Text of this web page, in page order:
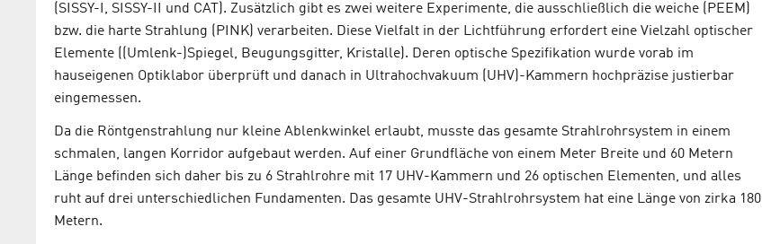
(SISSY-I, SISSY-II und CAT). Zusätzlich gibt es zwei weitere Experimente, die ausschließlich die weiche (PEEM)
bzw. die harte Strahlung (PINK) verarbeiten. Diese Vielfalt in der Lichtführung erfordert eine Vielzahl optischer
Elemente ((Umlenk-)Spiegel, Beugungsgitter, Kristalle). Deren optische Spezifikation wurde vorab im
hauseigenen Optiklabor überprüft und danach in Ultrahochvakuum (UHV)-Kammern hochpräzise justierbar
eingemessen.
Da die Röntgenstrahlung nur kleine Ablenkwinkel erlaubt, musste das gesamte Strahlrohrsystem in einem
schmalen, langen Korridor aufgebaut werden. Auf einer Grundfläche von einem Meter Breite und 60 Metern
Länge befinden sich daher bis zu 6 Strahlrohre mit 17 UHV-Kammern und 26 optischen Elementen, und alles
ruht auf drei unterschiedlichen Fundamenten. Das gesamte UHV-Strahlrohrsystem hat eine Länge von zirka 180
Metern.